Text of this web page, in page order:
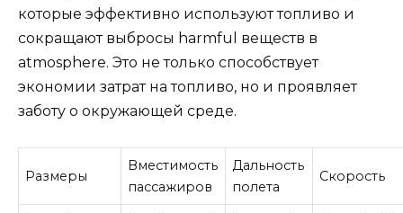
которые эффективно используют топливо и
сокращают выбросы harmful веществ в
atmosphere. Это не только способствует
экономии затрат на топливо, но и проявляет
заботу о окружающей среде.
Размеры
Вместимость
пассажиров
Дальность
полета
Скорость